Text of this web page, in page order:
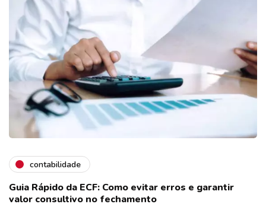
contabilidade
Guia Rápido da ECF: Como evitar erros e garantir
valor consultivo no fechamento